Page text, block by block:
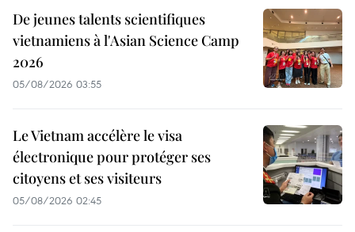
De jeunes talents scientifiques
vietnamiens à l'Asian Science Camp
2026
05/08/2026 03:55
Le Vietnam accélère le visa
électronique pour protéger ses
citoyens et ses visiteurs
05/08/2026 02:45